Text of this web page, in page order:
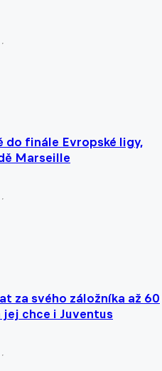
do finále Evropské ligy,
Marseille
za svého záložníka až 60
jej chce i Juventus